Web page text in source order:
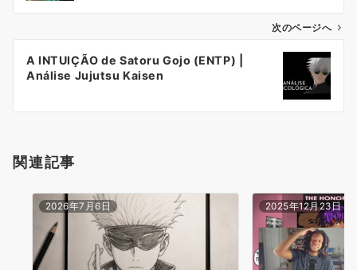
ビ
ン
次のページへ
A INTUIÇÃO de Satoru Gojo (ENTP) |
Análise Jujutsu Kaisen
関連記事
2026年7月6日 2025年12月23日